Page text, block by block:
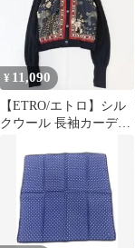
¥ 11,090
【ETRO/エトロ】シル
クウール 長袖カーディ
和柄 M